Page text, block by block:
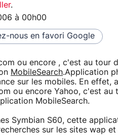
.
à 00h00
nous en favori Google
ou encore , c'est au tour
MobileSearch.Application
sur les mobiles. En effet,
ou encore Yahoo, c'est
MobileSearch.
Symbian S60, cette
sur les sites wap